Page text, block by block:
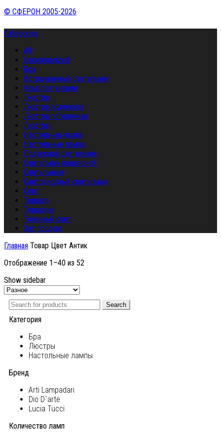
© СФЕРОН 2005-2026
Categories
All
Uncategorized
Бра
Встраиваемый светильник
Комплектующие
Люстра
Люстра подвесная
Люстра потолочная
Люстры
Настольная лампа
Настольные лампы
Подвесной светильник
Светильник подвесной
Светильники
Светодиодный светильник
Спот
Торшер
Торшеры
Точечный свет
Хит продаж
Главная Товар Цвет Антик
Отображение 1–40 из 52
Show sidebar
Search
Категория
Бра
Люстры
Настольные лампы
Бренд
Arti Lampadari
Dio D`arte
Lucia Tucci
Количество ламп